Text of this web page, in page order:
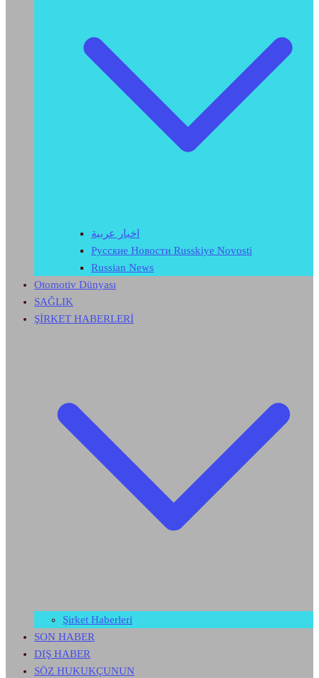
اخبار عربية
Русские Новости Russkiye Novosti
Russian News
Otomotiv Dünyası
SAĞLIK
ŞİRKET HABERLERİ
Şirket Haberleri
SON HABER
DIŞ HABER
SÖZ HUKUKÇUNUN